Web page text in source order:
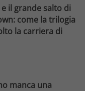
il grande salto di
come la trilogia
la carriera di
manca una